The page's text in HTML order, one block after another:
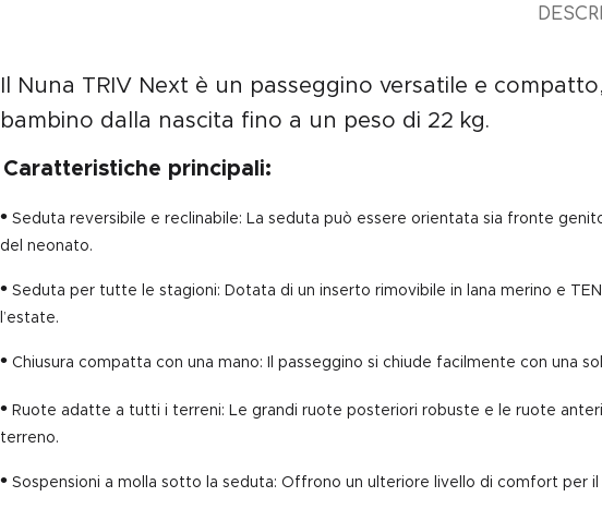
Il Nuna TRIV Next è un passeggino versatile e
bambino dalla nascita fino a un peso di 22 kg.
Caratteristiche principali:
• Seduta reversibile e reclinabile: La seduta può essere orientata sia fronte
del neonato.
• Seduta per tutte le stagioni: Dotata di un inserto rimovibile in lana merino e
l’estate.
• Chiusura compatta con una mano: Il passeggino si chiude facilmente con una
• Ruote adatte a tutti i terreni: Le grandi ruote posteriori robuste e le ruote
terreno.
• Sospensioni a molla sotto la seduta: Offrono un ulteriore livello di comfort per